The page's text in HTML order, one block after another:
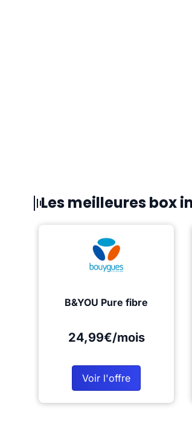
Les meilleures box
B&YOU Pure fibre
24,99€/mois
Voir l'offre